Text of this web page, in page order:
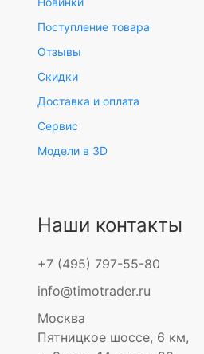
Поступление товара
Отзывы
Скидки
Доставка и оплата
Сервис
Модели в 3D
Наши контакты
+7 (495) 797-55-80
info@timotrader.ru
Москва
Пятницкое шоссе, 6 км,